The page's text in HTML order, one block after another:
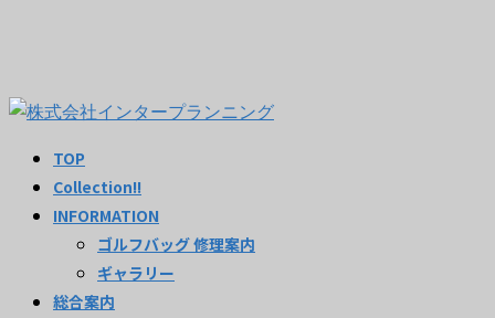
TOP
Collection!!
INFORMATION
ゴルフバッグ 修理案内
ギャラリー
総合案内